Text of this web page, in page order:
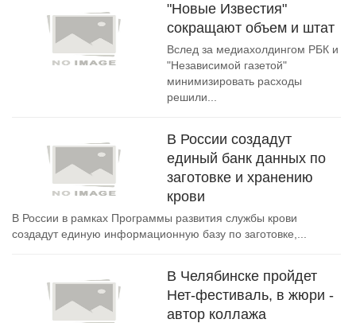
"Новые Известия"
сокращают объем и штат
Вслед за медиахолдингом РБК и
"Независимой газетой"
минимизировать расходы
решили...
В России создадут
единый банк данных по
заготовке и хранению
крови
В России в рамках Программы развития службы крови
создадут единую информационную базу по заготовке,...
В Челябинске пройдет
Нет-фестиваль, в жюри -
автор коллажа